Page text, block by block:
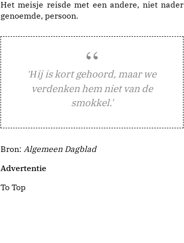
Het meisje reisde met een andere, niet nader
genoemde, persoon.
'Hij is kort gehoord, maar we
verdenken hem niet van de
smokkel.'
Bron: Algemeen Dagblad
Advertentie
To Top